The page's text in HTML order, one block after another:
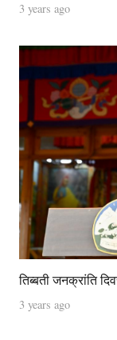
3 years ago
तिब्बती जनक्रांति
3 years ago